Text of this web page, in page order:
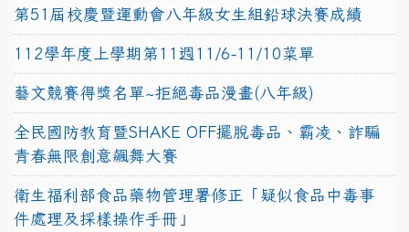
第51屆校慶暨運動會八年級女生組鉛球決賽成績
112學年度上學期第11週11/6-11/10菜單
藝文競賽得獎名單~拒絕毒品漫畫(八年級)
全民國防教育暨SHAKE OFF擺脫毒品、霸凌、詐騙
青春無限創意飆舞大賽
衛生福利部食品藥物管理署修正「疑似食品中毒事
件處理及採樣操作手冊」